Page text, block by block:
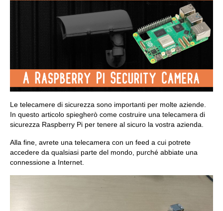
Le telecamere di sicurezza sono importanti per molte aziende.
In questo articolo spiegherò come costruire una telecamera di
sicurezza Raspberry Pi per tenere al sicuro la vostra azienda.
Alla fine, avrete una telecamera con un feed a cui potrete
accedere da qualsiasi parte del mondo, purché abbiate una
connessione a Internet.